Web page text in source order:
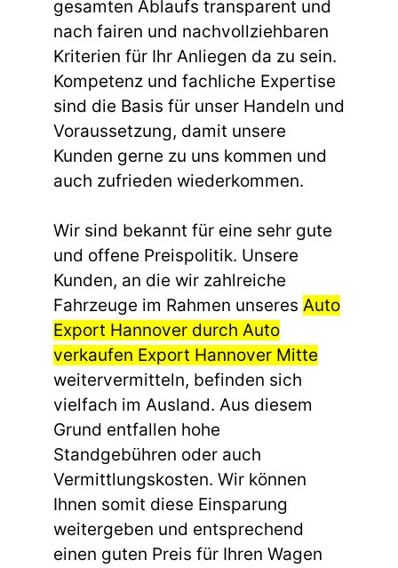
gesamten Ablaufs transparent und
nach fairen und nachvollziehbaren
Kriterien für Ihr Anliegen da zu sein.
Kompetenz und fachliche Expertise
sind die Basis für unser Handeln und
Voraussetzung, damit unsere
Kunden gerne zu uns kommen und
auch zufrieden wiederkommen.
Wir sind bekannt für eine sehr gute
und offene Preispolitik. Unsere
Kunden, an die wir zahlreiche
Fahrzeuge im Rahmen unseres Auto
Export Hannover durch Auto
verkaufen Export Hannover Mitte
weitervermitteln, befinden sich
vielfach im Ausland. Aus diesem
Grund entfallen hohe
Standgebühren oder auch
Vermittlungskosten. Wir können
Ihnen somit diese Einsparung
weitergeben und entsprechend
einen guten Preis für Ihren Wagen